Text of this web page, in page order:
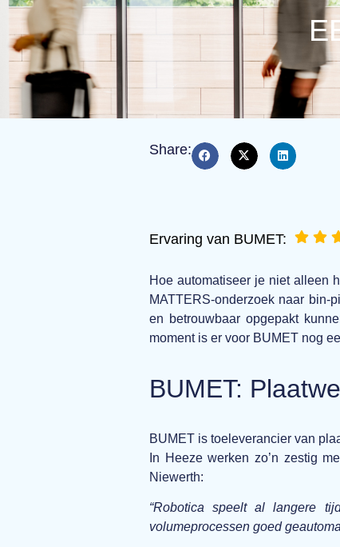
Share:
Ervaring van BUMET:
Hoe automatiseer je niet alleen
MATTERS-onderzoek naar bin-
en betrouwbaar opgepakt
moment is er voor BUMET nog
BUMET:
BUMET is toeleverancier van
In Heeze werken zo’n zestig
Niewerth:
“Robotica speelt al langere
volumeprocessen goed